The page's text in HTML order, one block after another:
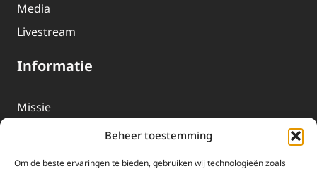
Beheer toestemming
Om de beste ervaringen te bieden, gebruiken wij technologieën zoals
Media
Livestream
Informatie
Missie